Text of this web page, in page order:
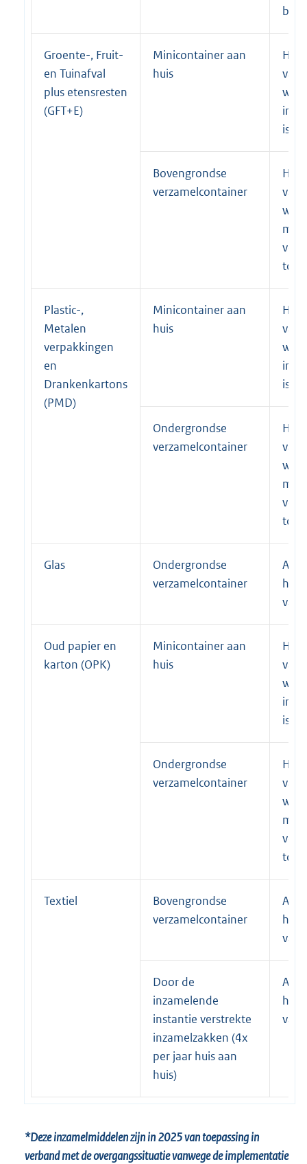
Groente-, Fruit-
en Tuinafval
plus etensresten
(GFT+E)
Minicontainer aan
huis
van
is
Bovengrondse
verzamelcontainer
van
voor
Plastic-,
Metalen
verpakkingen
en
Drankenkartons
(PMD)
Minicontainer aan
huis
van
is
Ondergrondse
verzamelcontainer
van
voor
Glas
Ondergrondse
verzamelcontainer
Alle
van
Oud papier en
karton (OPK)
Minicontainer aan
huis
van
is
Ondergrondse
verzamelcontainer
van
voor
Textiel
Bovengrondse
verzamelcontainer
Alle
van
Door de
inzamelende
instantie verstrekte
inzamelzakken (4x
per jaar huis aan
huis)
Alle
van
*Deze inzamelmiddelen zijn in 2025 van toepassing in
verband met de overgangssituatie vanwege de implementatie